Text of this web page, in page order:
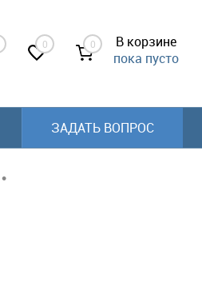
0 0
В корзине
пока пусто
ЗАДАТЬ ВОПРОС
•